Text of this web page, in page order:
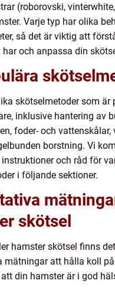
(roborovski,
Varje typ har olika
så det är viktig att
har och anpassa din
skötselmetoder som är
inklusive hantering av
foder- och
borstning. Vi
och råd för
i följande sektioner.
skötsel
hamster skötsel finns
mätningar att hålla koll
din hamster är i god